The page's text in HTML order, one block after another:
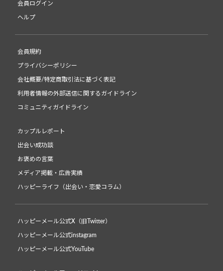
会員ログイン
ヘルプ
会員規約
プライバシーポリシー
会社概要/特定商取引法に基づく表記
利用者情報の外部送信に関するガイドライン
コミュニティガイドライン
カップルレポート
出会い成功談
お褒めの言葉
メディア掲載・広告実績
ハッピーライフ（出会い・恋愛コラム）
ハッピーメール公式X（旧Twitter）
ハッピーメール公式instagram
ハッピーメール公式YouTube